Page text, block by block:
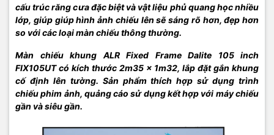
cấu trúc răng cưa đặc biệt và vật liệu phủ quang học nhiều
lớp, giúp giúp hình ảnh chiếu lên sẽ sáng rõ hơn, đẹp hơn
so với các loại màn chiếu thông thường.
Màn chiếu khung ALR Fixed Frame Dalite 105 inch
FIX105UT có kích thước 2m35 x 1m32, lắp đặt gắn khung
cố định lên tường. Sản phẩm thích hợp sử dụng trình
chiếu phim ảnh, quảng cáo sử dụng kết hợp với máy chiếu
gần và siêu gần.